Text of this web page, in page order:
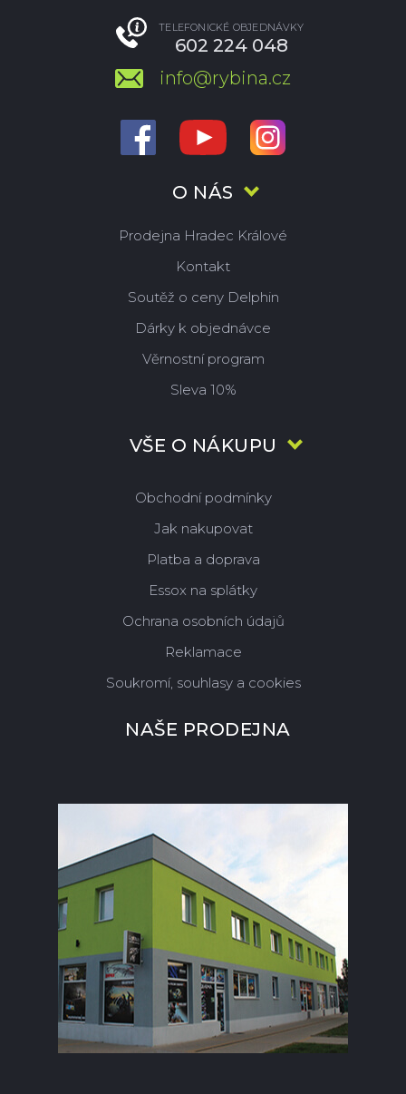
O NÁS
Prodejna Hradec Králové
Kontakt
Soutěž o ceny Delphin
Dárky k objednávce
Věrnostní program
Sleva 10%
VŠE O NÁKUPU
Obchodní podmínky
Jak nakupovat
Platba a doprava
Essox na splátky
Ochrana osobních údajů
Reklamace
Soukromí, souhlasy a cookies
TELEFONICKÉ OBJEDNÁVKY
602 224 048
info@rybina.cz
NAŠE PRODEJNA